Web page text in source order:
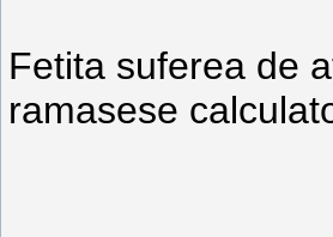
Fetita suferea de
ramasese